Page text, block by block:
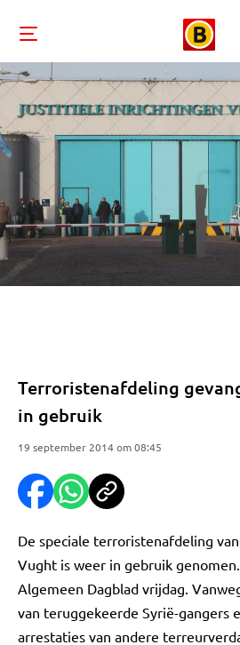
Terroristenafdeling
in gebruik
19 september 2014 om 08:45
De speciale terroristenafdeling
Vught is weer in gebruik
Algemeen Dagblad vrijdag.
van teruggekeerde Syrië-gangers
arrestaties van andere